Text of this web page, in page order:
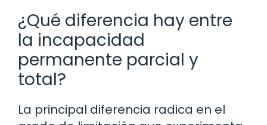
¿Qué diferencia hay entre
la incapacidad
permanente parcial y
total?
La principal diferencia radica en el